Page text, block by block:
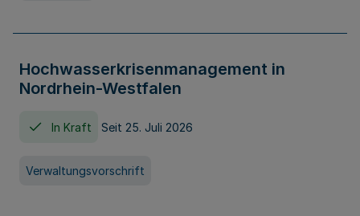
Hochwasserkrisenmanagement in
Nordrhein-Westfalen
In Kraft Seit 25. Juli 2026
Verwaltungsvorschrift